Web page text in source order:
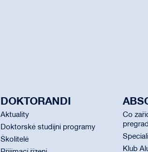
DOKTORANDI
Aktuality
Doktorské studijní programy
Školitelé
Co
Klub